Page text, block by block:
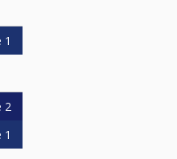
1
2
1